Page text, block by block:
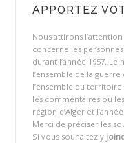
APPORTEZ
Nous attirons
concerne les
durant l’année 1957.
l’ensemble de la
l’ensemble du
les commentaires ou
région d’Alger et l’année
Merci de préciser les
Si vous souhaitez y